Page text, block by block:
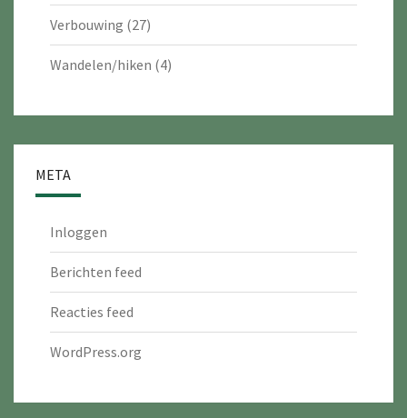
Verbouwing (27)
Wandelen/hiken (4)
META
Inloggen
Berichten feed
Reacties feed
WordPress.org